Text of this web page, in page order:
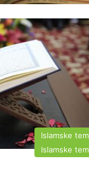
Islamske
Islamske